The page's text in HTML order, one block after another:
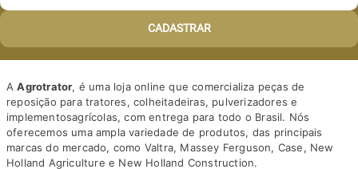
CADASTRAR
AAgrotrator, é uma loja online que comercializa peças de
reposição para tratores, colheitadeiras, pulverizadores e
implementosagrícolas, com entrega para todo o Brasil. Nós
oferecemos uma ampla variedade de produtos, das principais
marcas do mercado, como Valtra, Massey Ferguson, Case, New
Holland Agriculture e New Holland Construction.